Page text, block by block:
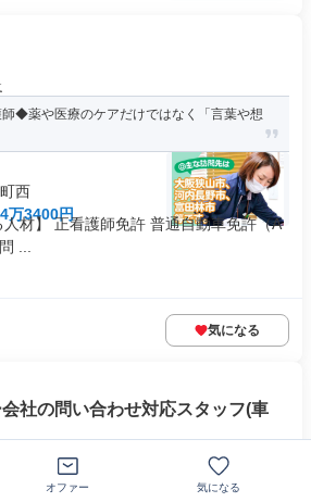
師◆薬や医療のケアだけではなく「言葉や想
西
万3400円
材】 正看護師免許 普通自動車免許（A
...
気になる
社の問い合わせ対応スタッフ(車
社
年2回】20代-40代活躍中✨正社員登用あ
オファー 気になる